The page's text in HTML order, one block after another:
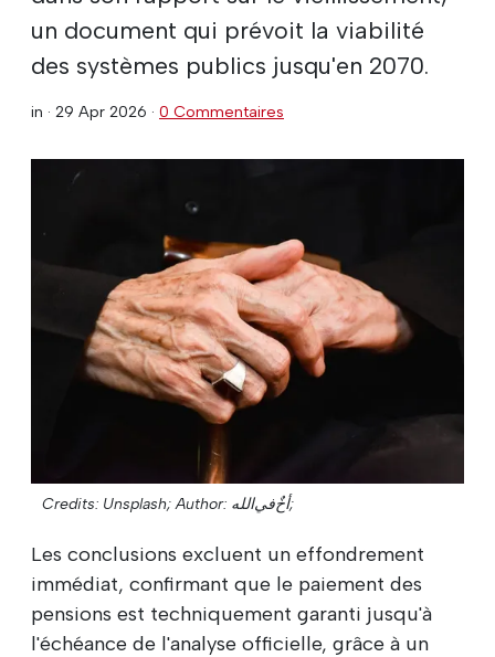
un document qui prévoit la viabilité
des systèmes publics jusqu'en 2070.
in · 29 Apr 2026 · 0 Commentaires
Credits: Unsplash; Author: أخٌ‌في‌الله;
Les conclusions excluent un effondrement
immédiat, confirmant que le paiement des
pensions est techniquement garanti jusqu'à
l'échéance de l'analyse officielle, grâce à un